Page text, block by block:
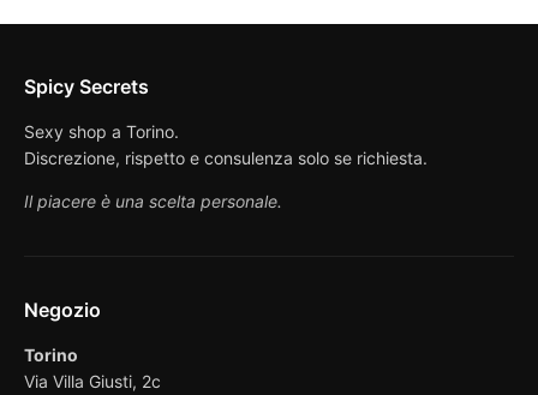
Spicy Secrets
Sexy shop a Torino.
Discrezione, rispetto e consulenza solo se richiesta.
Il piacere è una scelta personale.
Negozio
Torino
Via Villa Giusti, 2c